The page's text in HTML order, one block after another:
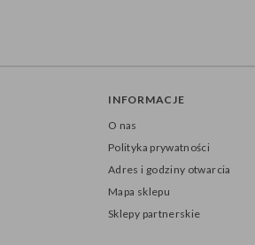
INFORMACJE
O nas
Polityka prywatności
Adres i godziny otwarcia
Mapa sklepu
Sklepy partnerskie